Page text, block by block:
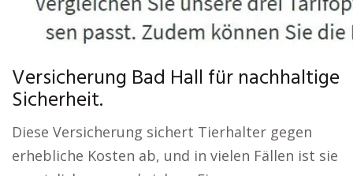
Versicherung Bad Hall für nachhaltige
Sicherheit.
Diese Versicherung sichert Tierhalter gegen
erhebliche Kosten ab, und in vielen Fällen ist sie